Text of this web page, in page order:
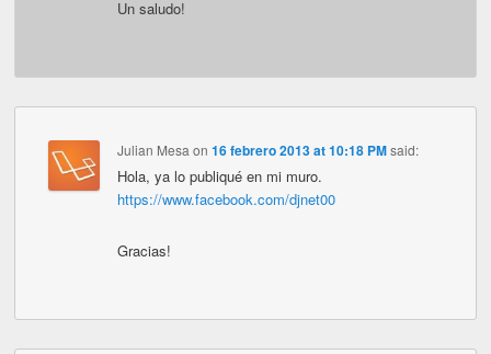
Un saludo!
Julian Mesa on 16 febrero 2013 at 10:18 PM said:
Hola, ya lo publiqué en mi muro.
https://www.facebook.com/djnet00
Gracias!